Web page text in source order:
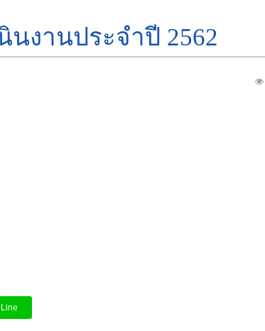
นงานประจำปี 2562
Line